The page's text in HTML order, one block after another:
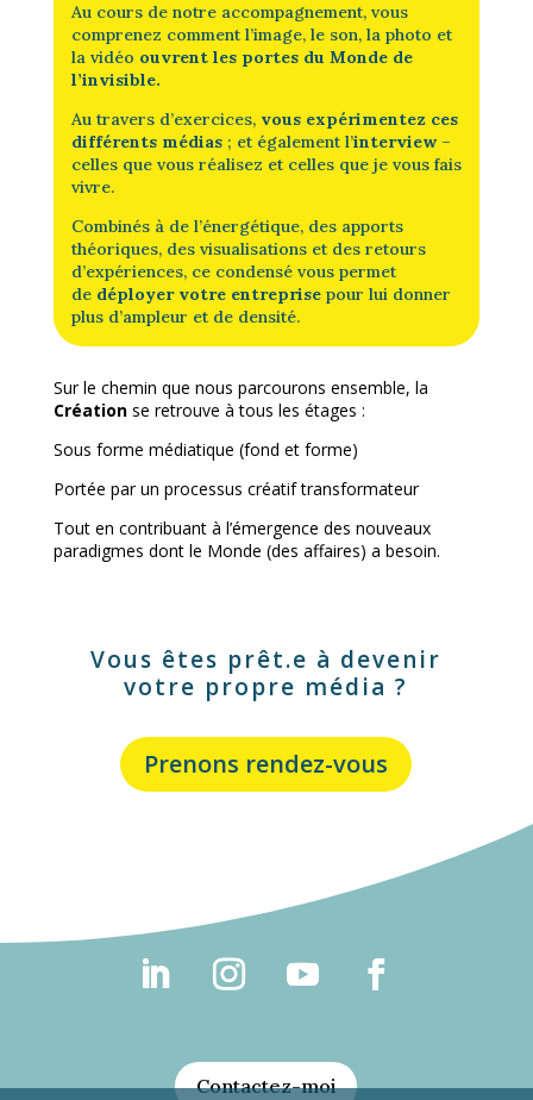
Au cours de notre accompagnement, vous
comprenez comment l’image, le son, la photo et
la vidéo ouvrent les portes du Monde de
l’invisible.
Au travers d’exercices,vous expérimentez ces
différents médias; et également l’interview–
celles que vous réalisez et celles que je vous fais
vivre.
Combinés à de l’énergétique, des apports
théoriques, des visualisations et des retours
d’expériences, ce condensé vous permet
de déployer votre entreprise pour lui donner
plus d’ampleur et de densité.
Sur le chemin que nous parcourons ensemble, la
Création se retrouve à tous les étages :
Sous forme médiatique (fond et forme)
Portée par un processus créatif transformateur
Tout en contribuant à l’émergence des nouveaux
paradigmes dont le Monde (des affaires) a besoin.
Vous êtes prêt.e à devenir
votre propre média ?
Prenons rendez-vous
Contactez-moi